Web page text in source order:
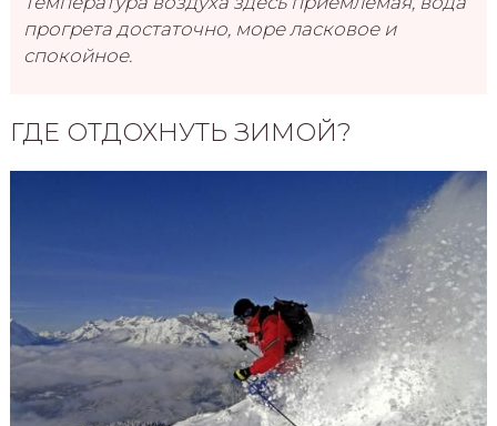
прогрета достаточно, море ласковое и
спокойное.
ГДЕ ОТДОХНУТЬ ЗИМОЙ?